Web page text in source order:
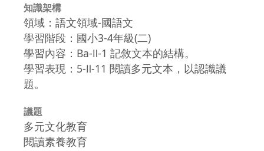
知識架構
領域：語文領域-國語文
學習階段：國小3-4年級(二)
學習內容：Ba-Ⅱ-1 記敘文本的結構。
學習表現：5-Ⅱ-11 閱讀多元文本，以認識議
題。
議題
多元文化教育
閱讀素養教育